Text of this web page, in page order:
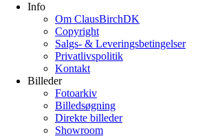
Info
Om ClausBirchDK
Copyright
Salgs- & Leveringsbetingelser
Privatlivspolitik
Kontakt
Billeder
Fotoarkiv
Billedsøgning
Direkte billeder
Showroom